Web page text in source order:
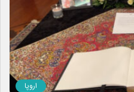
اروپا